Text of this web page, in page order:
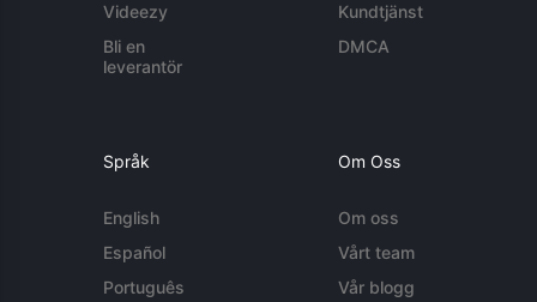
Videezy
Bli en
leverantör
Kundtjänst
DMCA
Språk
English
Español
Português
Om Oss
Om oss
Vårt team
Vår blogg